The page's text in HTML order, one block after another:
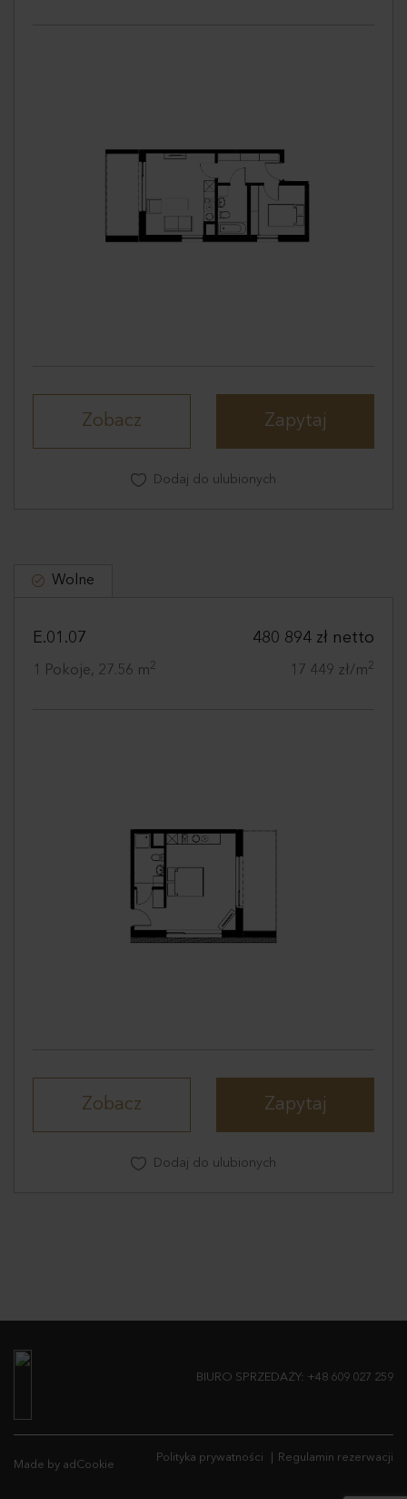
Zobacz Zapytaj
Dodaj do ulubionych
Wolne
E.01.07
1 Pokoje, 27.56 m2
480 894 zł netto
17 449 zł/m2
Zobacz Zapytaj
Dodaj do ulubionych
BIURO SPRZEDAŻY: +48 609 027 259
Made by adCookie
Polityka prywatności Regulamin rezerwacji